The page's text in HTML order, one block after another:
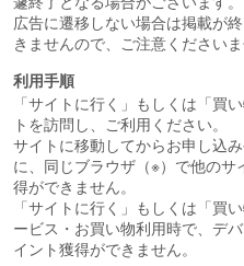
広告に遷移しない場合は掲載が
きませんので、ご注意くださいま
利用手順
「サイトに行く」もしくは「買
トを訪問し、ご利用ください。
サイトに移動してからお申し込
に、同じブラウザ（※）で他の
得ができません。
「サイトに行く」もしくは「買
ービス・お買い物利用時で、デ
イント獲得ができません。